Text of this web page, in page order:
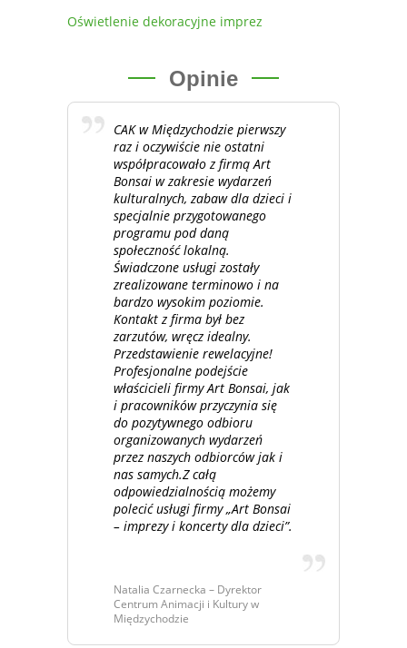
Oświetlenie dekoracyjne imprez
Opinie
CAK w Międzychodzie pierwszy
raz i oczywiście nie ostatni
współpracowało z firmą Art
Bonsai w zakresie wydarzeń
kulturalnych, zabaw dla dzieci i
specjalnie przygotowanego
programu pod daną
społeczność lokalną.
Świadczone usługi zostały
zrealizowane terminowo i na
bardzo wysokim poziomie.
Kontakt z firma był bez
zarzutów, wręcz idealny.
Przedstawienie rewelacyjne!
Profesjonalne podejście
właścicieli firmy Art Bonsai, jak
i pracowników przyczynia się
do pozytywnego odbioru
organizowanych wydarzeń
przez naszych odbiorców jak i
nas samych.Z całą
odpowiedzialnością możemy
polecić usługi firmy „Art Bonsai
– imprezy i koncerty dla dzieci”.
Natalia Czarnecka – Dyrektor
Centrum Animacji i Kultury w
Międzychodzie